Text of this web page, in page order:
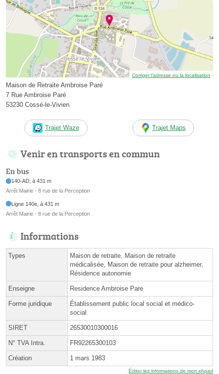
Corriger l’adresse ou la localisation
Maison de Retraite Ambroise Paré
7 Rue Ambroise Paré
53230 Cossé-le-Vivien
Trajet Waze Trajet Maps
Venir en transports en commun
En bus
140-AD, à 431 m
Arrêt Mairie - 8 rue de la Perception
Ligne 140e, à 431 m
Arrêt Mairie - 8 rue de la Perception
Informations
Types
Maison de retraite, Maison de retraite
médicalisée, Maison de retraite pour alzheimer,
Résidence autonomie
Enseigne Residence Ambroise Pare
Forme juridique
Établissement public local social et médico-
social
SIRET 26530010300016
N° TVA Intra. FR92265300103
Création 1 mars 1983
Éditer les informations de mon ehpad